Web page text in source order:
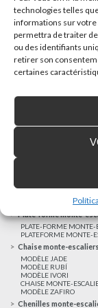
technologies telles
informations sur votre
permettra de traiter
ou des identifiants
retirer son
certaines
Réalisations récentes
ASCENSEUR PRIVATIF
ÉLÉVATEURS
Plate-forme monte-
PLATE-FORME MONTE-
PLATEFORME MONTE-
Chaise monte-escaliers
MODÈLE JADE
MODÈLE RUBÍ
MODÈLE IVORI
CHAISE MONTE-
MODÈLE ZAFIRO
Chenilles monte-